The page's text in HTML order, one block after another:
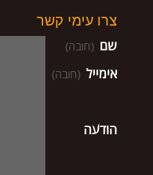
צרו עימי קשר
שם (חובה)
אימייל (חובה)
הודעה